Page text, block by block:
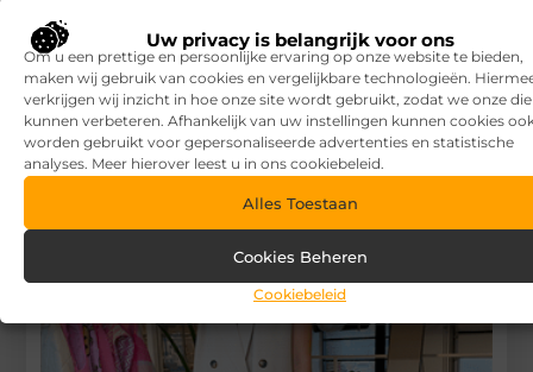
Uw privacy is belangrijk voor ons
Om u een prettige en persoonlijke ervaring op onze website te bieden,
maken wij gebruik van cookies en vergelijkbare technologieën.
verkrijgen wij inzicht in hoe onze site wordt gebruikt, zodat we onze
kunnen verbeteren. Afhankelijk van uw instellingen kunnen cookies
worden gebruikt voor gepersonaliseerde advertenties en statistische
analyses. Meer hierover leest u in ons cookiebeleid.
Alles Toestaan
Cookies Beheren
Cookiebeleid
Begin vandaag nog
met bloggen opV.I.P.
Baits
Stuur ons een bericht
Registreer hier